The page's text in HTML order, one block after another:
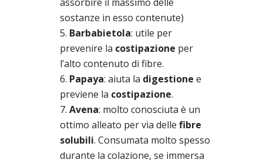
sostanze in esso contenute)
Barbabietola: utile per
prevenire la costipazione per
l’alto contenuto di fibre.
Papaya: aiuta la digestione e
previene la costipazione.
Avena: molto conosciuta è un
ottimo alleato per via delle fibre
solubili. Consumata molto spesso
durante la colazione, se immersa